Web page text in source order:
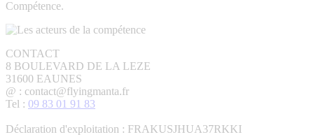
Compétence.
CONTACT
8 BOULEVARD DE LA LEZE
31600 EAUNES
@ : contact@flyingmanta.fr
Tel : 09 83 01 91 83
Déclaration d'exploitation : FRAKUSJHUA37RKKI